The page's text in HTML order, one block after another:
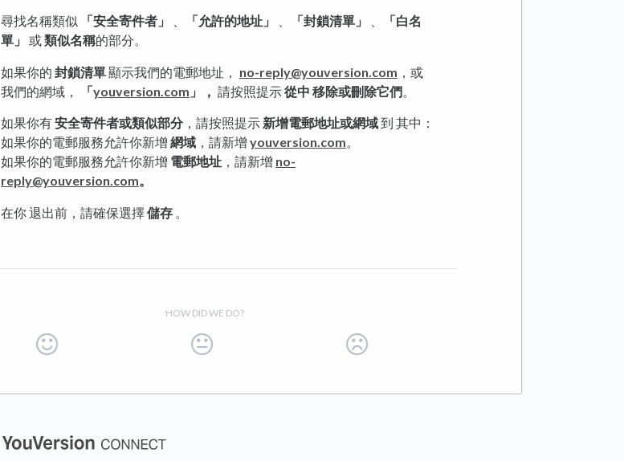
尋找名稱類似 「安全寄件者」 「允許的地址」 「封鎖清單」
「白名
單」
或類似名稱的部分。
如果你的 封鎖清單顯示我們的電郵地址， no-reply@youversion.com ，或
我們的網域，
「youversion.com 」， 請按照提示從中 移除或刪除它們。
如果你有安全寄件者或類似部分，請按照提示 新增電郵地址或網域到 其中：
如果你的電郵服務允許你新增 網域 ，請新增 youversion.com。
如果你的電郵服務允許你新增 電郵地址 ，請新增 no-
reply@youversion.com。
在你 退出前，請確保選擇儲存 。
HOW DID WE DO?
(opens in a new tab)